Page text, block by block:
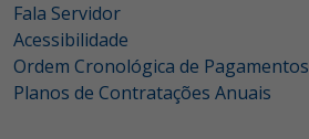
Fala Servidor
Acessibilidade
Ordem Cronológica de Pagamentos
Planos de Contratações Anuais